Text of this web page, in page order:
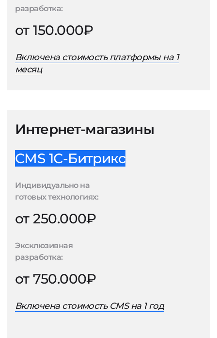
разработка:
от 150.000₽
Включена стоимость платформы на 1
месяц
Интернет-магазины
CMS 1С-Битрикс
Индивидуально на
готовых технологиях:
от 250.000₽
Эксклюзивная
разработка:
от 750.000₽
Включена стоимость CMS на 1 год